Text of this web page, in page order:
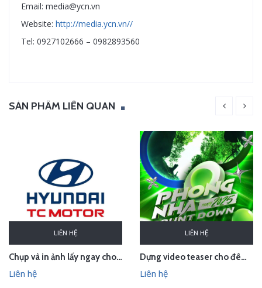
Email: media@ycn.vn
Website: http://media.ycn.vn//
Tel: 0927102666 – 0982893560
SẢN PHẨM LIÊN QUAN
LIÊN HỆ
Chụp và in ảnh lấy ngay cho Huyndai Lam Kinh
Liên hệ
LIÊN HỆ
Dựng video teaser cho đêm countdown tại Phong Nha - Quảng Bình
Liên hệ